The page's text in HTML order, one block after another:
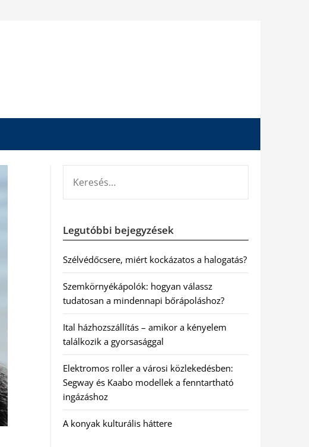
Legutóbbi bejegyzések
Szélvédőcsere, miért kockázatos a halogatás?
Szemkörnyékápolók: hogyan válassz
tudatosan a mindennapi bőrápoláshoz?
Ital házhozszállítás – amikor a kényelem
találkozik a gyorsasággal
Elektromos roller a városi közlekedésben:
Segway és Kaabo modellek a fenntartható
ingázáshoz
A konyak kulturális háttere